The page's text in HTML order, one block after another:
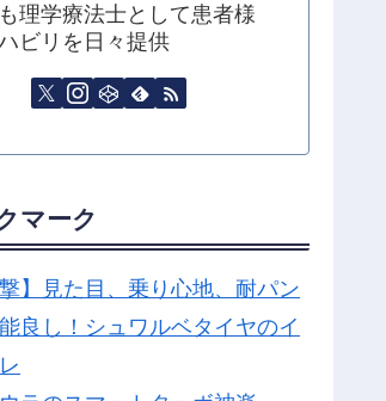
理学療法士として患者様
ビリを日々提供
マーク
撃】見た目、乗り心地、耐パン
良し！シュワルベタイヤのイ